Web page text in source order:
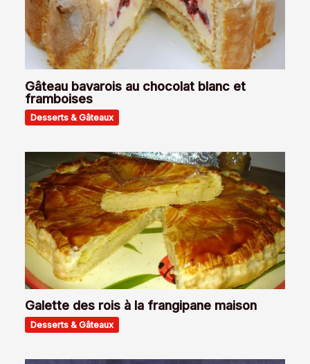
Gâteau bavarois au chocolat blanc et
framboises
Desserts & Gâteaux
Galette des rois à la frangipane maison
Desserts & Gâteaux